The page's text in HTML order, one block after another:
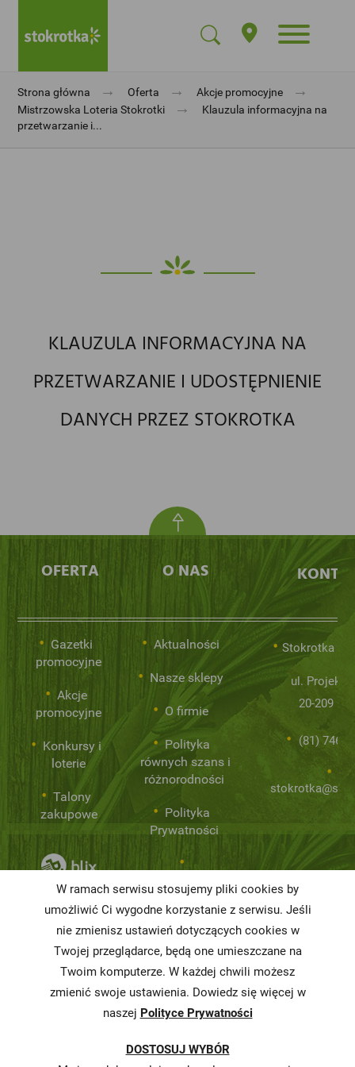
Strona główna → Oferta → Akcje promocyjne →
Mistrzowska Loteria Stokrotki →
Klauzula informacyjna na
przetwarzanie i...
KLAUZULA INFORMACYJNA NA
PRZETWARZANIE I UDOSTĘPNIENIE
DANYCH PRZEZ STOKROTKA
OFERTA
Gazetki
promocyjne
Akcje
promocyjne
Konkursy i
loterie
Talony
zakupowe
O NAS
Aktualności
Nasze sklepy
O firmie
Polityka
równych szans i
różnorodności
Polityka
Prywatności
żywności
Informacja o
realizowanej
strategii
podatkowej
Karty
Stokrotka
ul.
20-209
(81) 746
W ramach serwisu stosujemy pliki cookies by
umożliwić Ci wygodne korzystanie z serwisu. Jeśli
nie zmienisz ustawień dotyczących cookies w
Twojej przeglądarce, będą one umieszczane na
Twoim komputerze. W każdej chwili możesz
zmienić swoje ustawienia. Dowiedz się więcej w
naszej Polityce Prywatności
DOSTOSUJ WYBÓR